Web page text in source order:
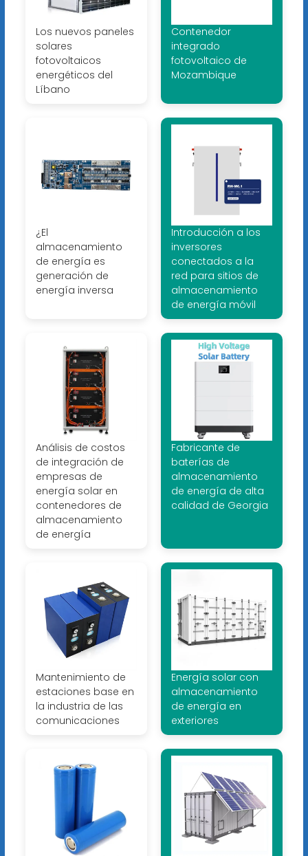
Los nuevos paneles
solares
fotovoltaicos
energéticos del
Líbano
Contenedor
integrado
fotovoltaico de
Mozambique
¿El
almacenamiento
de energía es
generación de
energía inversa
Introducción a los
inversores
conectados a la
red para sitios de
almacenamiento
de energía móvil
Análisis de costos
de integración de
empresas de
energía solar en
contenedores de
almacenamiento
de energía
Fabricante de
baterías de
almacenamiento
de energía de alta
calidad de Georgia
Mantenimiento de
estaciones base en
la industria de las
comunicaciones
Energía solar con
almacenamiento
de energía en
exteriores